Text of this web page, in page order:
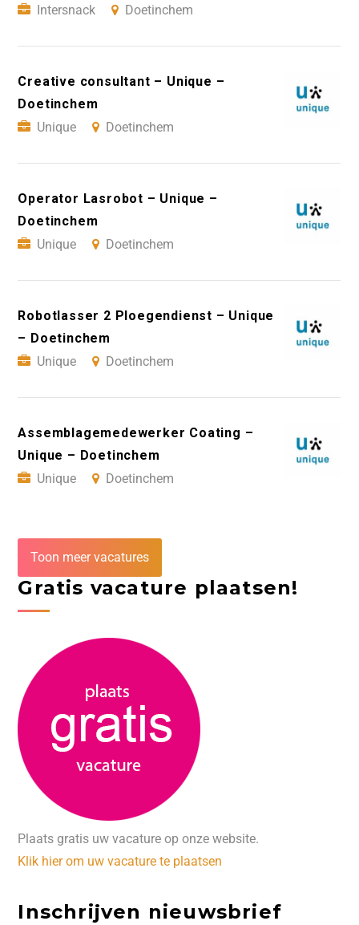
Intersnack Doetinchem
Creative consultant – Unique –
Doetinchem
Unique
Doetinchem
Operator Lasrobot – Unique –
Doetinchem
Unique
Doetinchem
Robotlasser 2 Ploegendienst – Unique
– Doetinchem
Unique
Doetinchem
Assemblagemedewerker Coating –
Unique – Doetinchem
Unique
Doetinchem
Toon meer vacatures
Gratis vacature plaatsen!
Plaats gratis uw vacature op onze website.
Klik hier om uw vacature te plaatsen
Inschrijven nieuwsbrief